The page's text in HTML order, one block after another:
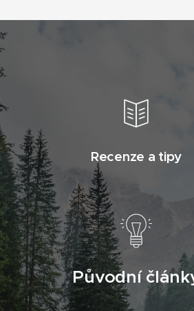
Recenze a tipy
Původní